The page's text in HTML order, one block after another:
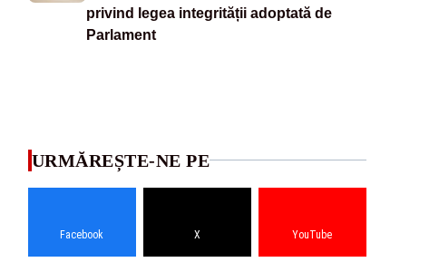
privind legea integrității adoptată de
Parlament
URMĂREȘTE-NE PE
Facebook X YouTube